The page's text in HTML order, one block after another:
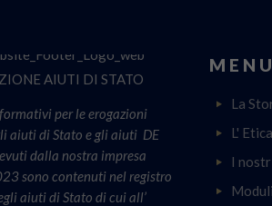
AIUTI DI STATO
per le erogazioni
aiuti di Stato e gli aiuti DE
dalla nostra impresa
sono contenuti nel registro
aiuti di Stato di cui all’
La
L'
I